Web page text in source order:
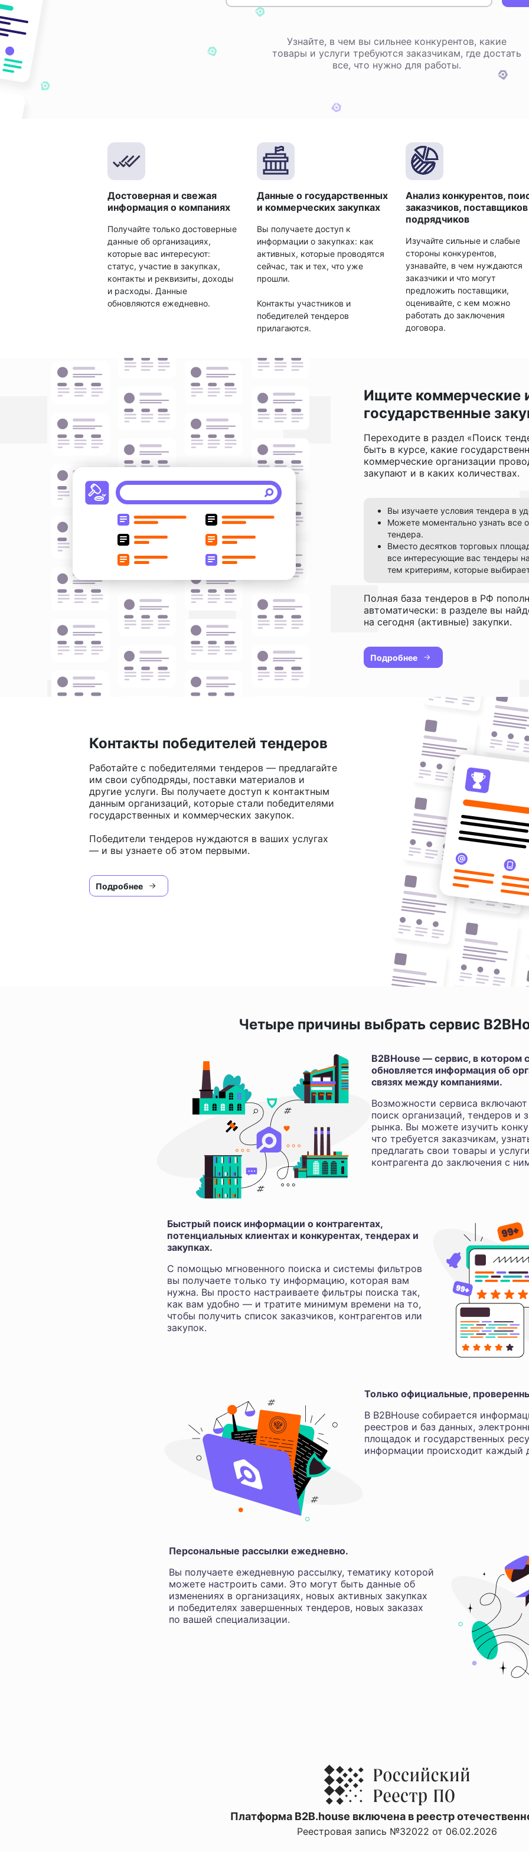
Узнайте, в чем вы сильнее конкурентов, какие
товары и услуги требуются заказчикам, где достать
все, что нужно для работы.
Достоверная и свежая
информация о компаниях
Получайте только достоверные
данные об организациях,
которые вас интересуют:
статус, участие в закупках,
контакты и реквизиты, доходы
и расходы. Данные
обновляются ежедневно.
Данные о государственных
и коммерческих закупках
Вы получаете доступ к
информации о закупках: как
активных, которые проводятся
сейчас, так и тех, что уже
прошли.
Контакты участников и
победителей тендеров
прилагаются.
Анализ конкурентов,
заказчиков,
подрядчиков
Изучайте сильные и слабые
стороны конкурентов,
узнавайте, в чем нуждаются
заказчики и что могут
предложить поставщики,
оценивайте, с кем можно
работать до заключения
договора.
Ищите коммерческие
государственные
Переходите в раздел «Поиск
быть в курсе, какие
коммерческие организации
закупают и в каких количествах.
Вы изучаете условия тендера в
Можете моментально узнать все
тендера.
Вместо десятков торговых
все интересующие вас тендеры
тем критериям, которые
Полная база тендеров в РФ
автоматически: в разделе вы
на сегодня (активные) закупки.
Подробнее
Контакты победителей тендеров
Работайте с победителями тендеров — предлагайте
им свои субподряды, поставки материалов и
другие услуги. Вы получаете доступ к контактным
данным организаций, которые стали победителями
государственных и коммерческих закупок.
Победители тендеров нуждаются в ваших услугах
— и вы узнаете об этом первыми.
Подробнее
Четыре причины выбрать сервис
B2BHouse — сервис, в котором
обновляется информация об
связях между компаниями.
Возможности сервиса включают
поиск организаций, тендеров и
рынка. Вы можете изучить
что требуется заказчикам,
предлагать свои товары и
контрагента до заключения с
Быстрый поиск информации о контрагентах,
потенциальных клиентах и конкурентах, тендерах и
закупках.
С помощью мгновенного поиска и системы фильтров
вы получаете только ту информацию, которая вам
нужна. Вы просто настраиваете фильтры поиска так,
как вам удобно — и тратите минимум времени на то,
чтобы получить список заказчиков, контрагентов или
закупок.
Только официальные,
В B2BHouse собирается
реестров и баз данных,
площадок и государственных
информации происходит каждый
Персональные рассылки ежедневно.
Вы получаете ежедневную рассылку, тематику которой
можете настроить сами. Это могут быть данные об
изменениях в организациях, новых активных закупках
и победителях завершенных тендеров, новых заказах
по вашей специализации.
Платформа B2B.house включена в реестр
Реестровая запись №32022 от 06.02.2026